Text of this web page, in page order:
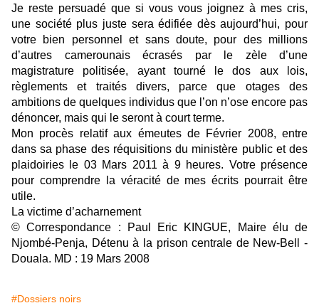
Je reste persuadé que si vous vous joignez à mes cris,
une société plus juste sera édifiée dès aujourd’hui, pour
votre bien personnel et sans doute, pour des millions
d’autres camerounais écrasés par le zèle d’une
magistrature politisée, ayant tourné le dos aux lois,
règlements et traités divers, parce que otages des
ambitions de quelques individus que l’on n’ose encore pas
dénoncer, mais qui le seront à court terme.
Mon procès relatif aux émeutes de Février 2008, entre
dans sa phase des réquisitions du ministère public et des
plaidoiries le 03 Mars 2011 à 9 heures. Votre présence
pour comprendre la véracité de mes écrits pourrait être
utile.
La victime d’acharnement
© Correspondance : Paul Eric KINGUE, Maire élu de
Njombé-Penja, Détenu à la prison centrale de New-Bell -
Douala. MD : 19 Mars 2008
#Dossiers noirs